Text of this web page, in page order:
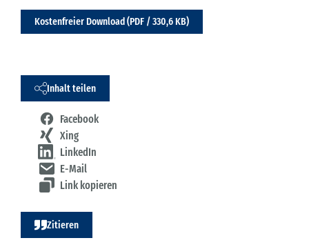
Kostenfreier Download (PDF / 330,6 KB)
Inhalt teilen
Facebook
Xing
LinkedIn
E-Mail
Link kopieren
Zitieren